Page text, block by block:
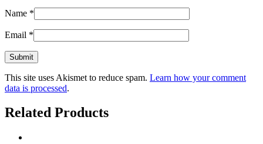
Name *
Email *
This site uses Akismet to reduce spam. Learn how your comment
data is processed.
Related Products